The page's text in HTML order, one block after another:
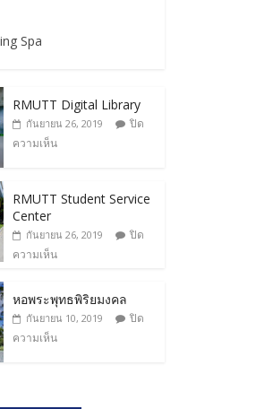
Spa
RMUTT Digital Library
กันยายน 26, 2019
ปิด
ความเห็น
RMUTT Student Service
Center
กันยายน 26, 2019
ปิด
ความเห็น
หอพระพุทธพิริยมงคล
กันยายน 10, 2019
ปิด
ความเห็น